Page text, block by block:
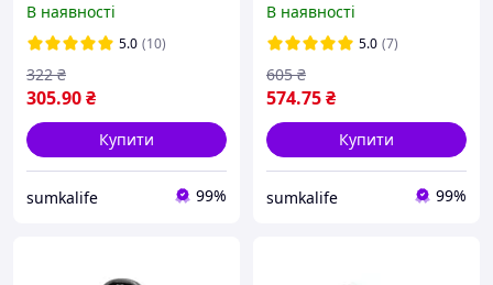
В наявності
5.0 (10)
305.90₴
322 ₴
Купити
sumkalife 99%
В наявності
5.0 (7)
574.75₴
605 ₴
Купити
sumkalife 99%